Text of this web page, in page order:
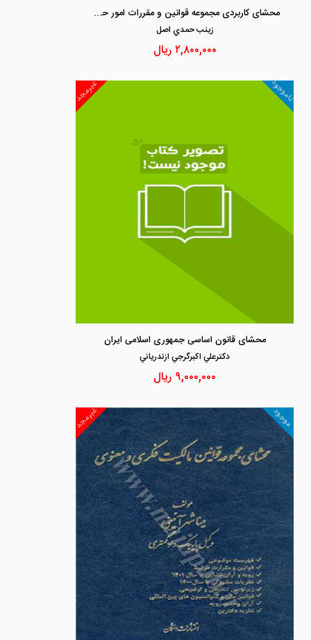
محشای کاربردی مجموعه قوانین و مقررات امور حسبی
زينب حمدي اصل
۲,۸۰۰,۰۰۰ریال
غیرمجد ناموجود
محشای قانون اساسی جمهوری اسلامی ایران
دكترعلي اكبرگرجي ازندرياني
۹,۰۰۰,۰۰۰ ریال
غیرمجد موجود